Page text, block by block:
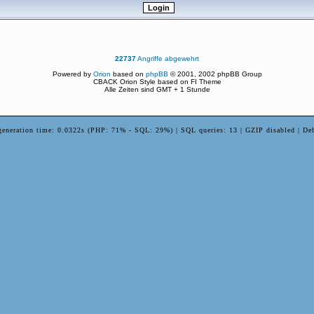
22737Angriffe abgewehrt
Powered by Orion based on phpBB © 2001, 2002 phpBB Group
CBACK Orion Style based on FI Theme
Alle Zeiten sind GMT + 1 Stunde
time: 0.0322s (PHP: 71% - SQL: 29%) | SQL queries: 13 | GZIP disabled |